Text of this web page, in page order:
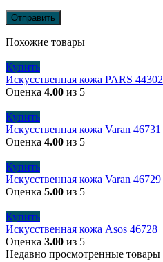
Похожие товары
Купить
Искусственная кожа PARS 44302
Оценка 4.00 из 5
Купить
Искусственная кожа Varan 46731
Оценка 4.00 из 5
Купить
Искусственная кожа Varan 46729
Оценка 5.00 из 5
Купить
Искусственная кожа Asos 46728
Оценка 3.00 из 5
Недавно просмотренные товары